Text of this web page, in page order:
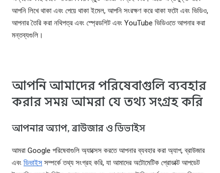
আপনি লিখে থাকা এবং পেয়ে থাকা ইমেল, আপনি সংরক্ষণ করে থাকা ফটো এবং ভিডিও,
আপনার তৈরি করা নথিপত্র এবং স্প্রেডশিট এবং YouTube ভিডিওতে আপনার করা
মন্তব্যগুলি।
আপনি আমাদের পরিষেবাগুলি ব্যবহার
করার সময় আমরা যে তথ্য সংগ্রহ করি
আপনার অ্যাপ, ব্রাউজার ও ডিভাইস
আমরা Google পরিষেবাগুলি অ্যাক্সেস করতে আপনার ব্যবহার করা অ্যাপ, ব্রাউজার
এবং ডিভাইস সম্পর্কে তথ্য সংগ্রহ করি, যা আমাদের অটোমেটিক প্রোডাক্ট আপডেট